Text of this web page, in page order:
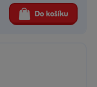
Do košíku